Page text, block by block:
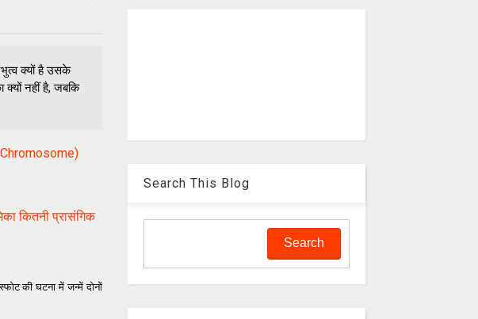
क्यों है उसके
क्यों नहीं है, जबकि
Chromosome)
कितनी प्रासंगिक
की घटना में जन्में दोनों
Search This Blog